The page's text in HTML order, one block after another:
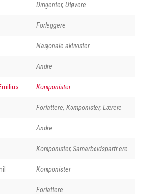
Dirigenter, Utøvere
Forleggere
Nasjonale aktivister
Andre
Komponister
Forfattere, Komponister, Lærere
Andre
Komponister, Samarbeidspartnere
Komponister
Forfattere